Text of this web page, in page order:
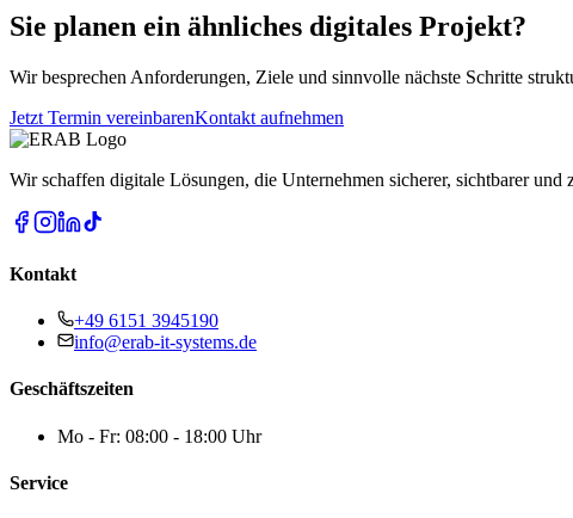
Sie planen ein ähnliches digitales Projekt?
Wir besprechen Anforderungen, Ziele und sinnvolle nächste Schritte
Jetzt Termin vereinbarenKontakt aufnehmen
Wir schaffen digitale Lösungen, die Unternehmen sicherer, sichtbarer und
Kontakt
+49 6151 3945190
info@erab-it-systems.de
Geschäftszeiten
Mo - Fr: 08:00 - 18:00 Uhr
Service